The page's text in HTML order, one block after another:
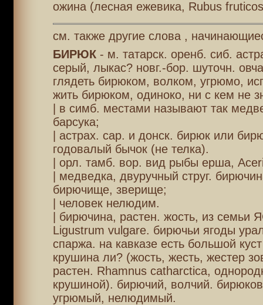
ожина (лесная ежевика, Rubus
см. также другие слова ,
БИРЮК- м. татарск. оренб. сиб.
серый, лыкас? новг.-бор. шуточн.
глядеть бирюком, волком, угрюмо,
жить бирюком, одиноко, ни с кем не
| в симб. местами называют так
барсука;
| астрах. сар. и донск. бирюк или
годовалый бычок (не телка).
| орл. тамб. вор. вид рыбы ерша,
| медведка, двуручный струг.
бирючище, зверище;
| человек нелюдим.
| бирючина, растен. жость, из
Ligustrum vulgare. бирючьи ягоды
спаржа. на кавказе есть большой
крушина ли? (жость, жесть, жестер
растен. Rhamnus catharctica,
крушиной). бирючий, волчий.
угрюмый, нелюдимый.